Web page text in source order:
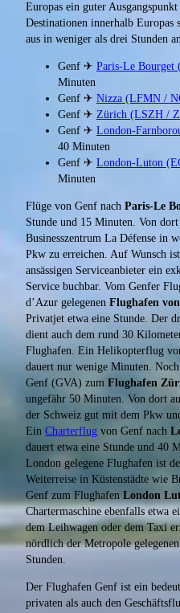
Europas ein guter
Destinationen innerhalb
aus in weniger als drei Stunden
Genf ✈ Paris-Le
Minuten
Genf ✈ Nizza (LFMN /
Genf ✈ Zürich (LSZH /
Genf ✈ London-
40 Minuten
Genf ✈ London-Luton
Minuten
Flüge von Genf nach Paris-Le
Stunde und 15 Minuten. Von
Businesszentrum La Défense in
Pkw zu erreichen. Auf Wunsch
ansässigen Serviceanbieter ein
Service buchbar. Vom Genfer
d’Azur gelegenen Flughafen
Privatjet etwa eine Stunde. Der
dient auch dem rund 30
Flughafen. Ein Helikopterflug
dauert nur wenige Minuten.
Genf (GVA) zum Flughafen
ungefähr 50 Minuten. Von dort
der Schweiz gut mit dem Pkw
Ein Charterflug von Genf nach
dauert etwa eine Stunde und 40
London gelegene Flughafen ist
Weiterreise in Küstenstädte wie
Genf zum Flughafen London
Chartermaschine ebenfalls etwa
dem Leihwagen oder dem Taxi
nördlich der Metropole
Stunden.
Der Flughafen Genf ist ein
privaten als auch den